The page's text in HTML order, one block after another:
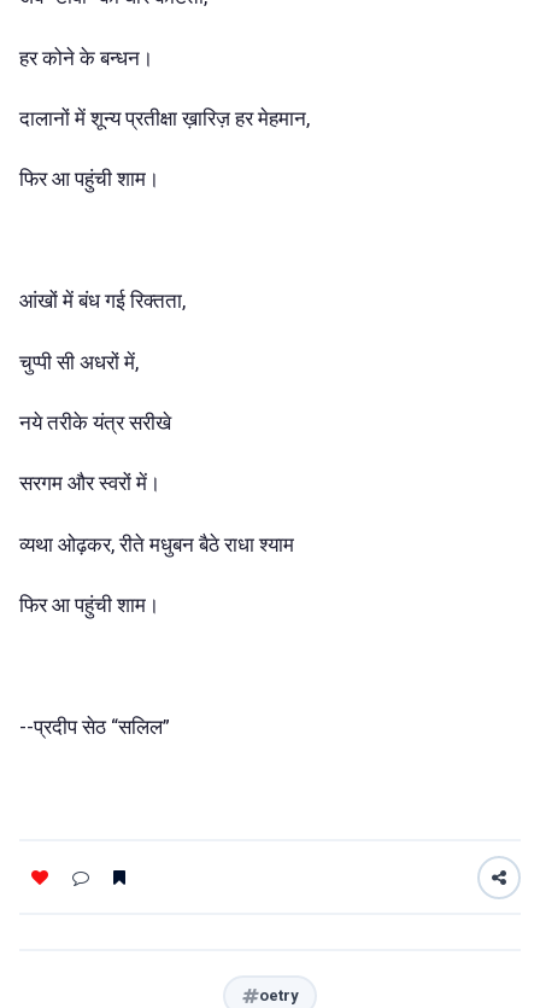
हर कोने के बन्धन।
दालानों में शून्य प्रतीक्षा ख़ारिज़ हर मेहमान,
फिर आ पहुंची शाम।
आंखों में बंध गई रिक्तता,
चुप्पी सी अधरों में,
नये तरीके यंत्र सरीखे
सरगम और स्वरों में।
व्यथा ओढ़कर, रीते मधुबन बैठे राधा श्याम
फिर आ पहुंची शाम।
--प्रदीप सेठ “सलिल”
oetry